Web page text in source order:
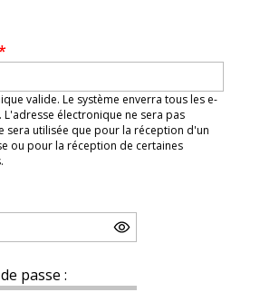
valide. Le système enverra tous les e-
L'adresse électronique ne sera pas
sera utilisée que pour la réception d'un
ou pour la réception de certaines
passe :